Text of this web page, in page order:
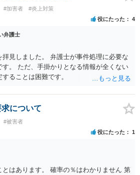
#加害者 #炎上対策
役にたった 4
弁護士
見しました。 弁護士が事件処理に必要な
。 ただ、手掛かりとなる情報が全くない
ることは困難です。
について
#被害者
役にたった 1
はあります。 確率の％はわかりません 第